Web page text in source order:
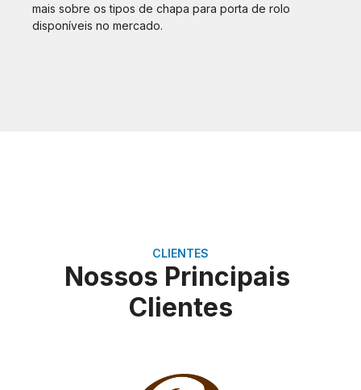
mais sobre os tipos de chapa para porta de rolo
disponíveis no mercado.
CLIENTES
Nossos Principais
Clientes